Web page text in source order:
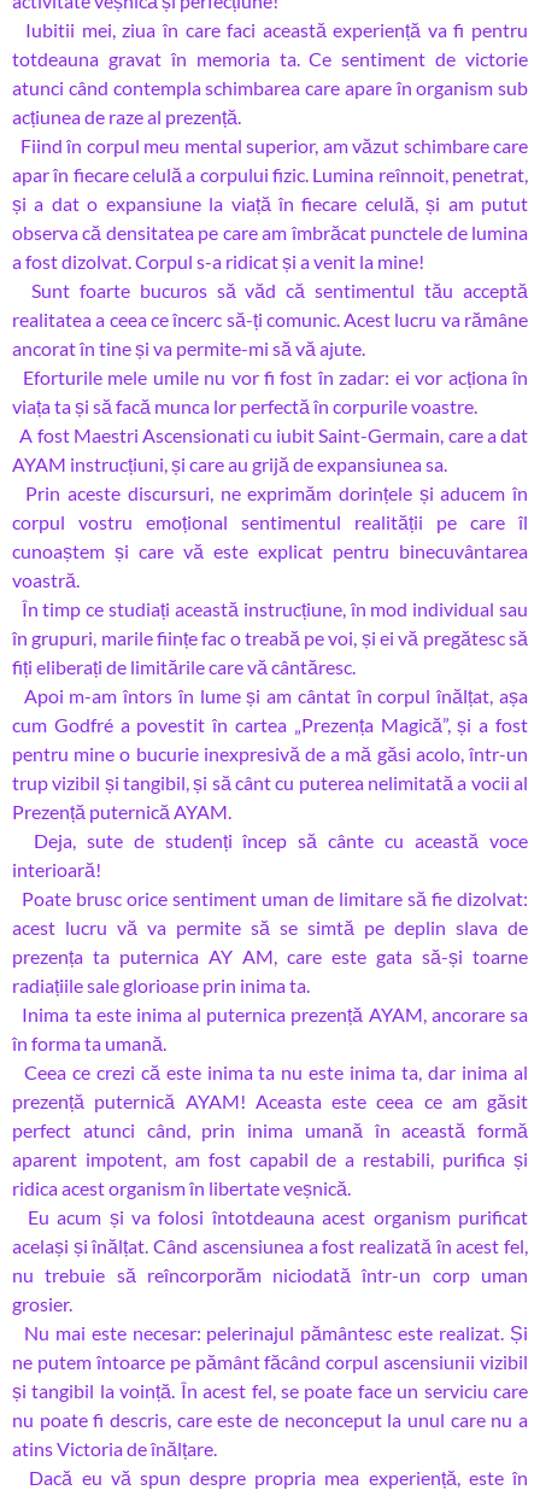
Iubitii mei, ziua în care faci această experiență va fi pentru
totdeauna gravat în memoria ta. Ce sentiment de victorie
atunci când contempla schimbarea care apare în organism sub
acțiunea de raze al prezență.
Fiind în corpul meu mental superior, am văzut schimbare care
apar în fiecare celulă a corpului fizic. Lumina reînnoit, penetrat,
și a dat o expansiune la viață în fiecare celulă, și am putut
observa că densitatea pe care am îmbrăcat punctele de lumina
a fost dizolvat. Corpul s-a ridicat și a venit la mine!
Sunt foarte bucuros să văd că sentimentul tău acceptă
realitatea a ceea ce încerc să-ți comunic. Acest lucru va rămâne
ancorat în tine și va permite-mi să vă ajute.
Eforturile mele umile nu vor fi fost în zadar: ei vor acționa în
viața ta și să facă munca lor perfectă în corpurile voastre.
A fost Maestri Ascensionati cu iubit Saint-Germain, care a dat
AYAM instrucțiuni, și care au grijă de expansiunea sa.
Prin aceste discursuri, ne exprimăm dorințele și aducem în
corpul vostru emoțional sentimentul realității pe care îl
cunoaștem și care vă este explicat pentru binecuvântarea
voastră.
În timp ce studiați această instrucțiune, în mod individual sau
în grupuri, marile ființe fac o treabă pe voi, și ei vă pregătesc să
fiți eliberați de limitările care vă cântăresc.
Apoi m-am întors în lume și am cântat în corpul înălțat, așa
cum Godfré a povestit în cartea „Prezența Magică”, și a fost
pentru mine o bucurie inexpresivă de a mă găsi acolo, într-un
trup vizibil și tangibil, și să cânt cu puterea nelimitată a vocii al
Prezență puternică AYAM.
Deja, sute de studenți încep să cânte cu această voce
interioară!
Poate brusc orice sentiment uman de limitare să fie dizolvat:
acest lucru vă va permite să se simtă pe deplin slava de
prezența ta puternica AY AM, care este gata să-și toarne
radiațiile sale glorioase prin inima ta.
Inima ta este inima al puternica prezență AYAM, ancorare sa
în forma ta umană.
Ceea ce crezi că este inima ta nu este inima ta, dar inima al
prezență puternică AYAM! Aceasta este ceea ce am găsit
perfect atunci când, prin inima umană în această formă
aparent impotent, am fost capabil de a restabili, purifica și
ridica acest organism în libertate veșnică.
Eu acum și va folosi întotdeauna acest organism purificat
același și înălțat. Când ascensiunea a fost realizată în acest fel,
nu trebuie să reîncorporăm niciodată într-un corp uman
grosier.
Nu mai este necesar: pelerinajul pământesc este realizat. Și
ne putem întoarce pe pământ făcând corpul ascensiunii vizibil
și tangibil la voință. În acest fel, se poate face un serviciu care
nu poate fi descris, care este de neconceput la unul care nu a
atins Victoria de înălțare.
Dacă eu vă spun despre propria mea experiență, este în